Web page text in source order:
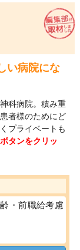
い病院にな
科病院。積み重
者様のためにど
プライベートも
タンをクリッ
・前職給考慮